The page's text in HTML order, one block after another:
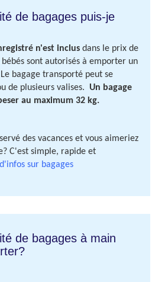
de bagages puis-je
n'est inclus dans le prix de
bébés sont autorisés à emporter un
bagage transporté peut se
de plusieurs valises. Un bagage
au maximum 32 kg.
des vacances et vous aimeriez
C'est simple, rapide et
sur bagages
de bagages à main